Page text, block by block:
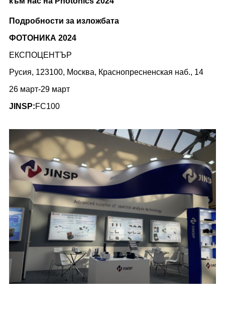
Подробности за изложбата
ФОТОНИКА 2024
ЕКСПОЦЕНТЪР
Русия, 123100, Москва, Краснопресненская наб., 14
26 март-29 март
JINSP:FC100